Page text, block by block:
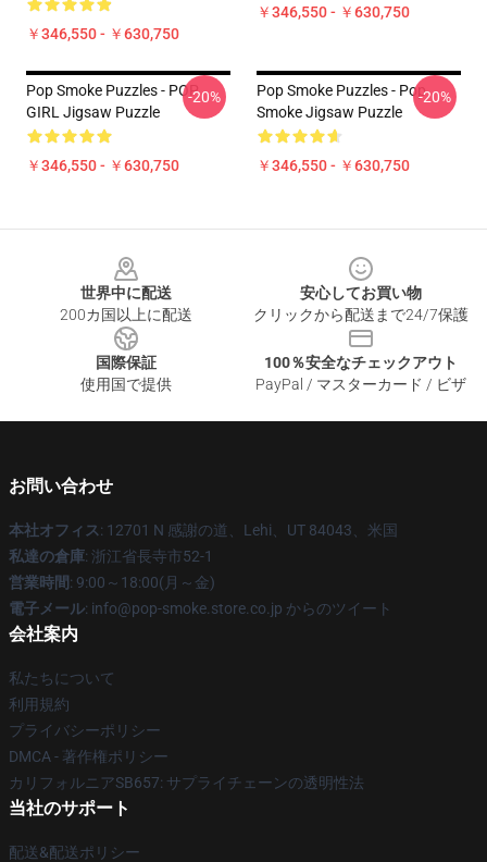
￥346,550 - ￥630,750
￥346,550 - ￥630,750
Pop Smoke Puzzles - POP
GIRL Jigsaw Puzzle
￥346,550 - ￥630,750
-20%
Pop Smoke Puzzles - Pop
Smoke Jigsaw Puzzle
￥346,550 - ￥630,750
-20%
世界中に配送
200カ国以上に配送
安心してお買い物
クリックから配送まで24/7保護
国際保証
使用国で提供
100％安全なチェックアウト
PayPal / マスターカード / ビザ
お問い合わせ
本社オフィス: 12701 N 感謝の道、Lehi、UT 84043、米国
私達の倉庫: 浙江省長寺市52-1
営業時間: 9:00～18:00(月～金)
電子メール: info@pop-smoke.store.co.jp からのツイート
会社案内
私たちについて
利用規約
プライバシーポリシー
DMCA - 著作権ポリシー
カリフォルニアSB657: サプライチェーンの透明性法
当社のサポート
配送&配送ポリシー